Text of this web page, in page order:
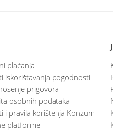
plaćanja
iskorištavanja pogodnosti
prigovora
osobnih podataka
i pravila korištenja Konzum
platforme